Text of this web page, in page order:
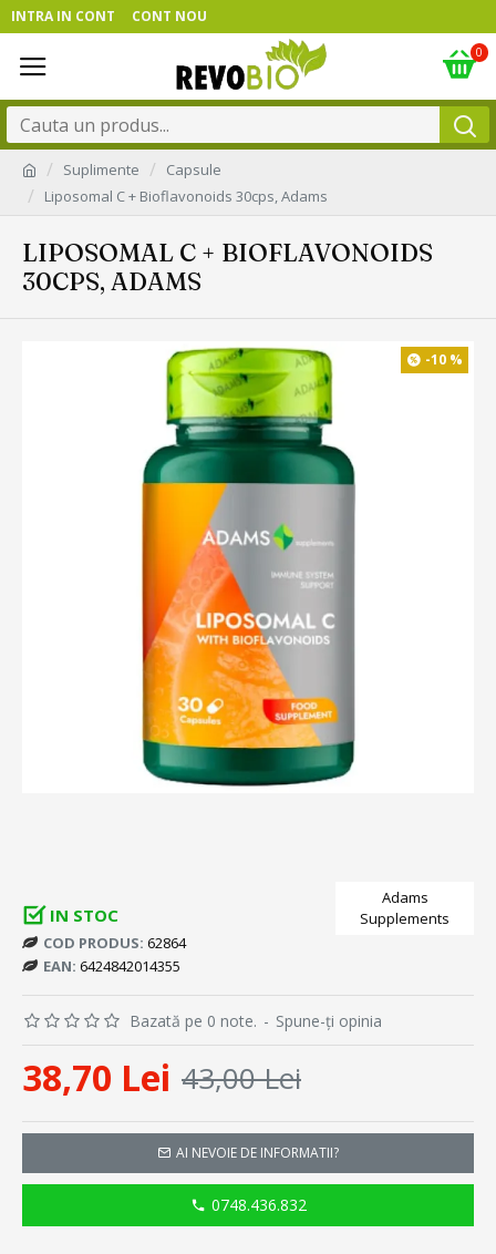
INTRA IN CONT CONT NOU
0
Suplimente
Capsule
Liposomal C + Bioflavonoids 30cps, Adams
LIPOSOMAL C + BIOFLAVONOIDS
30CPS, ADAMS
-10 %
IN STOC
COD PRODUS: 62864
EAN: 6424842014355
Adams
Supplements
Bazată pe 0 note. - Spune-ţi opinia
38,70 Lei 43,00 Lei
AI NEVOIE DE INFORMATII?
0748.436.832